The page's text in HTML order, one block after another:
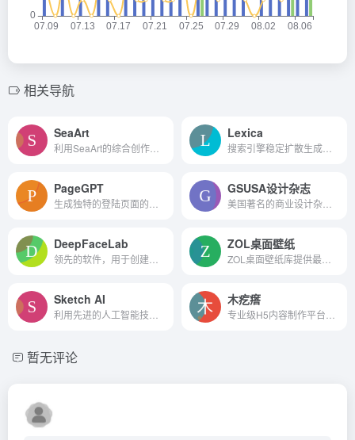
相关导航
SeaArt Lexica
PageGPT GSUSA设计杂志
DeepFaceLab ZOL桌面壁纸
Sketch AI 木疙瘩
暂无评论